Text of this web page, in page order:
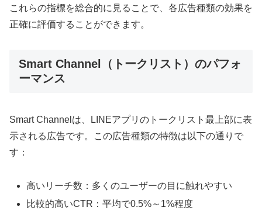
これらの指標を総合的に見ることで、各広告種類の効果を
正確に評価することができます。
Smart Channel（トークリスト）のパフォ
ーマンス
Smart Channelは、LINEアプリのトークリスト最上部に表
示される広告です。この広告種類の特徴は以下の通りで
す：
高いリーチ数：多くのユーザーの目に触れやすい
比較的高いCTR：平均で0.5%～1%程度